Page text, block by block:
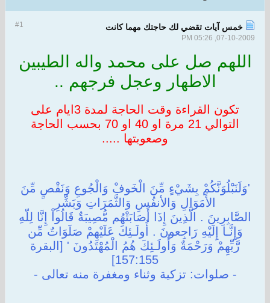
#1 خمس آيات تقضي لك حاجتك مهما كانت
07-10-2009, 05:26 PM
اللهم صل على محمد واله الطيبين
الاطهار وعجل فرجهم ..
تكون القراءة وقت الحاجة لمدة 3ايام على
التوالي 21 مرة او 40 او 70 بحسب الحاجة
وصعوبتها .....
'وَلَنَبْلُوَنَّكُمْ بِشَيْءٍ مِّنَ الْخَوفْ وَالْجُوعِ وَنَقْصٍ مِّنَ
الأَمَوَالِ وَالأنفُسِ وَالثَّمَرَاتِ وَبَشِّرِ
الصَّابِرِينَ . الَّذِينَ إِذَا أَصَابَتْهُم مُّصِيبَةٌ قَالُواْ إِنَّا لِلّهِ
وَإِنَّـا إِلَيْهِ رَاجِعونَ . أُولَـئِكَ عَلَيْهِمْ صَلَوَاتٌ مِّن
رَّبِّهِمْ وَرَحْمَةٌ وَأُولَـئِكَ هُمُ الْمُهْتَدُونَ ' [البقرة
157:155]
- صلوات: تزكية وثناء ومغفرة منه تعالى -